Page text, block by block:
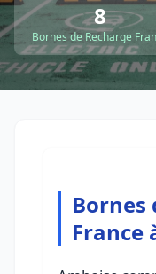
8
Bornes de Recharge
Bornes
France